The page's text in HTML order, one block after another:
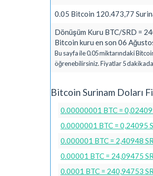
0.05 Bitcoin 120.473,77
Dönüşüm Kuru BTC/SRD =
Bitcoin kuru en son 06
Bu sayfa ile 0.05 miktarındaki
öğrenebilirsiniz. Fiyatlar 5
Bitcoin Surinam Doları
0.00000001 BTC = 0,02409
0.0000001 BTC = 0,24095
0.000001 BTC = 2,40948
0.00001 BTC = 24,09475
0.0001 BTC = 240,94753